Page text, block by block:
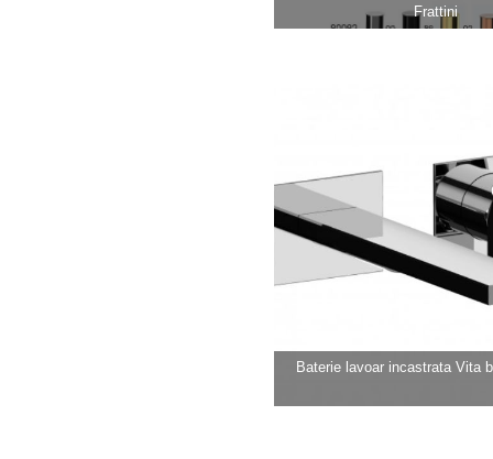
Frattini
Baterie lavoar incastrata Vita